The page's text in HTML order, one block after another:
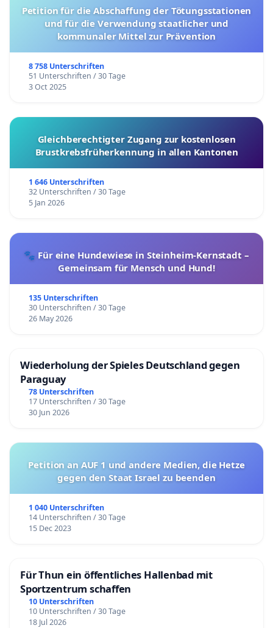
Petition für die Abschaffung der Tötungsstationen
und für die Verwendung staatlicher und
kommunaler Mittel zur Prävention
8 758 Unterschriften
51 Unterschriften / 30 Tage
3 Oct 2025
Gleichberechtigter Zugang zur kostenlosen
Brustkrebsfrüherkennung in allen Kantonen
1 646 Unterschriften
32 Unterschriften / 30 Tage
5 Jan 2026
🐾 Für eine Hundewiese in Steinheim-Kernstadt –
Gemeinsam für Mensch und Hund!
135 Unterschriften
30 Unterschriften / 30 Tage
26 May 2026
Wiederholung der Spieles Deutschland gegen
Paraguay
78 Unterschriften
17 Unterschriften / 30 Tage
30 Jun 2026
Petition an AUF 1 und andere Medien, die Hetze
gegen den Staat Israel zu beenden
1 040 Unterschriften
14 Unterschriften / 30 Tage
15 Dec 2023
Für Thun ein öffentliches Hallenbad mit
Sportzentrum schaffen
10 Unterschriften
10 Unterschriften / 30 Tage
18 Jul 2026